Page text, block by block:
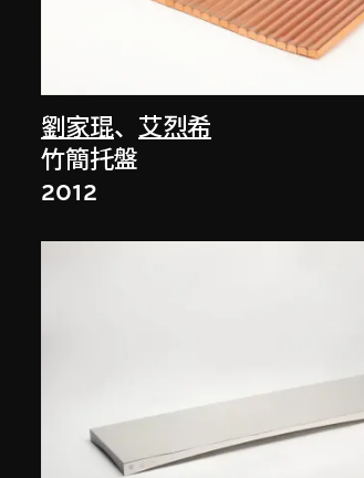
劉家琨、艾烈希
竹簡托盤
2012